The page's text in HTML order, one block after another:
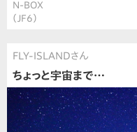
N-BOX
（JF6）
FLY-ISLANDさん
ちょっと宇宙まで…